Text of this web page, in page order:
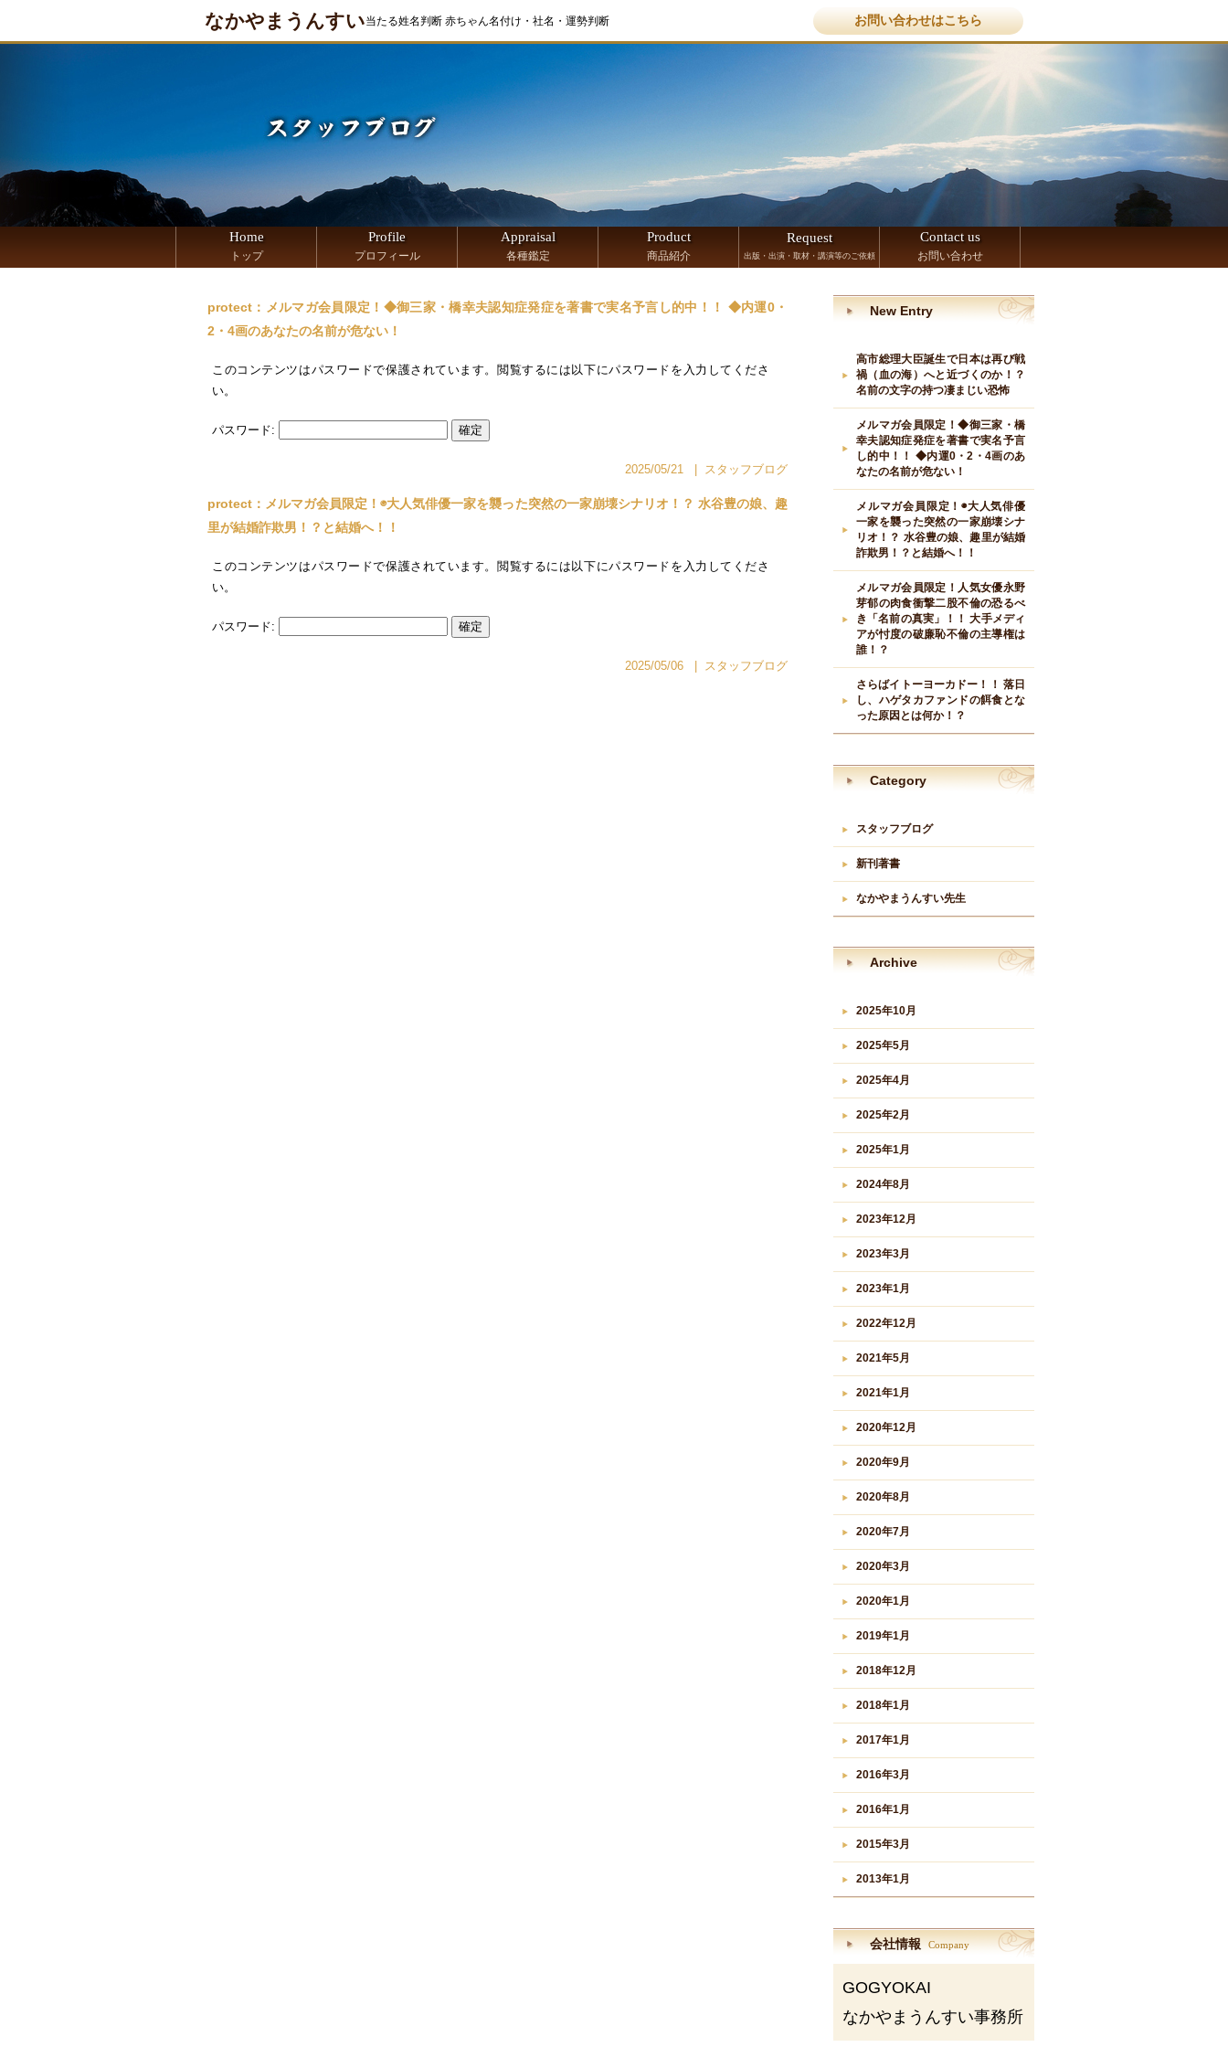
なかやまうんすい当たる姓名判断 赤ちゃん名付け・社名・運勢判断 お問い合わせはこちら
Home
トップ
Profile
プロフィール
Appraisal
各種鑑定
Product
商品紹介
Request
出版・出演・取材・講演等のご依頼
Contact us
お問い合わせ
protect：メルマガ会員限定！◆御三家・橋幸夫認知症発症を著書で実名予言し的中！！ ◆内運0・
2・4画のあなたの名前が危ない！
このコンテンツはパスワードで保護されています。閲覧するには以下にパスワードを入力してくださ
い。
パスワード:
2025/05/21 スタッフブログ
protect：メルマガ会員限定！◉大人気俳優一家を襲った突然の一家崩壊シナリオ！？ 水谷豊の娘、趣
里が結婚詐欺男！？と結婚へ！！
このコンテンツはパスワードで保護されています。閲覧するには以下にパスワードを入力してくださ
い。
パスワード:
2025/05/06 スタッフブログ
New Entry
高市総理大臣誕生で日本は再び戦
禍（血の海）へと近づくのか！？
名前の文字の持つ凄まじい恐怖
メルマガ会員限定！◆御三家・橋
幸夫認知症発症を著書で実名予言
し的中！！ ◆内運0・2・4画のあ
なたの名前が危ない！
メルマガ会員限定！◉大人気俳優
一家を襲った突然の一家崩壊シナ
リオ！？ 水谷豊の娘、趣里が結婚
詐欺男！？と結婚へ！！
メルマガ会員限定！人気女優永野
芽郁の肉食衝撃二股不倫の恐るべ
き「名前の真実」！！ 大手メディ
アが忖度の破廉恥不倫の主導権は
誰！？
さらばイトーヨーカドー！！ 落日
し、ハゲタカファンドの餌食とな
った原因とは何か！？
Category
スタッフブログ
新刊著書
なかやまうんすい先生
Archive
2025年10月
2025年5月
2025年4月
2025年2月
2025年1月
2024年8月
2023年12月
2023年3月
2023年1月
2022年12月
2021年5月
2021年1月
2020年12月
2020年9月
2020年8月
2020年7月
2020年3月
2020年1月
2019年1月
2018年12月
2018年1月
2017年1月
2016年3月
2016年1月
2015年3月
2013年1月
会社情報 Company
GOGYOKAI
なかやまうんすい事務所